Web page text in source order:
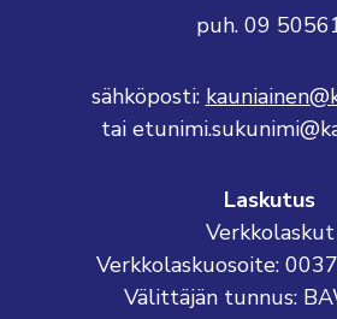
puh. 09
sähköposti:
tai
Laskutus
Verkkolaskut
Verkkolaskuosoite:
Välittäjän tunnus: